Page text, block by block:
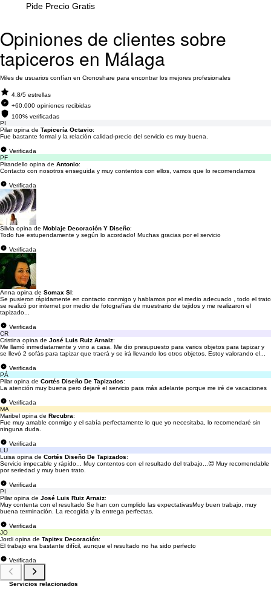
Pide Precio Gratis
Opiniones de clientes sobre
tapiceros en Málaga
Miles de usuarios confían en Cronoshare para encontrar los mejores profesionales
4.8/5 estrellas
+60.000 opiniones recibidas
100% verificadas
PI
Pilar opina de Tapicería Octavio:
Fue bastante formal y la relación calidad-precio del servicio es muy buena.
Verificada
PF
Pirandello opina de Antonio:
Contacto con nosotros enseguida y muy contentos con ellos, vamos que lo recomendamos
Verificada
Silvia opina de Moblaje Decoración Y Diseño:
Todo fue estupendamente y según lo acordado! Muchas gracias por el servicio
Verificada
Anna opina de Somax Sl:
Se pusieron rápidamente en contacto conmigo y hablamos por el medio adecuado , todo el trato
se realizó por internet por medio de fotografías de muestrario de tejidos y me realizaron el
tapizado...
Verificada
CR
Cristina opina de José Luis Ruiz Arnaiz:
Me llamó inmediatamente y vino a casa. Me dio presupuesto para varios objetos para tapizar y
se llevó 2 sofás para tapizar que traerá y se irá llevando los otros objetos. Estoy valorando el...
Verificada
PÁ
Pilar opina de Cortés Diseño De Tapizados:
La atención muy buena pero dejaré el servicio para más adelante porque me iré de vacaciones
Verificada
MA
Maribel opina de Recubra:
Fue muy amable conmigo y el sabía perfectamente lo que yo necesitaba, lo recomendaré sin
ninguna duda.
Verificada
LU
Luisa opina de Cortés Diseño De Tapizados:
Servicio impecable y rápido... Muy contentos con el resultado del trabajo...😍 Muy recomendable
por seriedad y muy buen trato.
Verificada
PI
Pilar opina de José Luis Ruiz Arnaiz:
Muy contenta con el resultado Se han con cumplido las expectativasMuy buen trabajo, muy
buena terminación. La recogida y la entrega perfectas.
Verificada
JO
Jordi opina de Tapitex Decoración:
El trabajo era bastante difícil, aunque el resultado no ha sido perfecto
Verificada
Servicios relacionados